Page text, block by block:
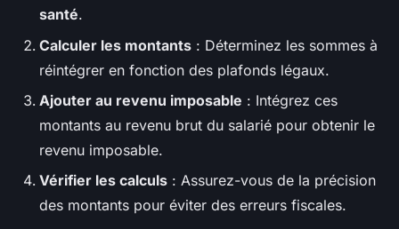
santé.
Calculer les montants : Déterminez les sommes à
réintégrer en fonction des plafonds légaux.
Ajouter au revenu imposable : Intégrez ces
montants au revenu brut du salarié pour obtenir le
revenu imposable.
Vérifier les calculs : Assurez-vous de la précision
des montants pour éviter des erreurs fiscales.